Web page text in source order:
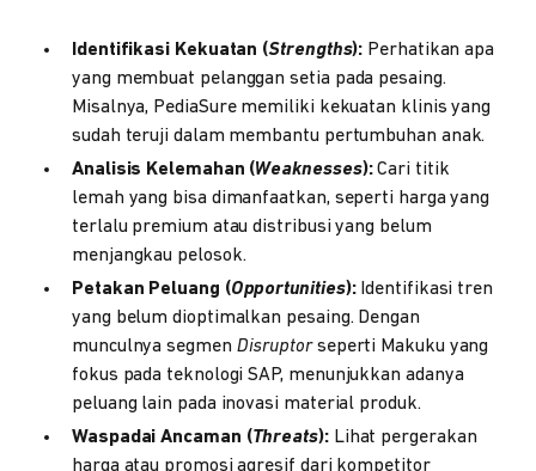
Identifikasi Kekuatan (Strengths): Perhatikan apa
yang membuat pelanggan setia pada pesaing.
Misalnya, PediaSure memiliki kekuatan klinis yang
sudah teruji dalam membantu pertumbuhan anak.
Analisis Kelemahan (Weaknesses):Cari titik
lemah yang bisa dimanfaatkan, seperti harga yang
terlalu premium atau distribusi yang belum
menjangkau pelosok.
Petakan Peluang (Opportunities):Identifikasi tren
yang belum dioptimalkan pesaing. Dengan
munculnya segmen Disruptorseperti Makuku yang
fokus pada teknologi SAP, menunjukkan adanya
peluang lain pada inovasi material produk.
Waspadai Ancaman (Threats):Lihat pergerakan
harga atau promosi agresif dari kompetitor